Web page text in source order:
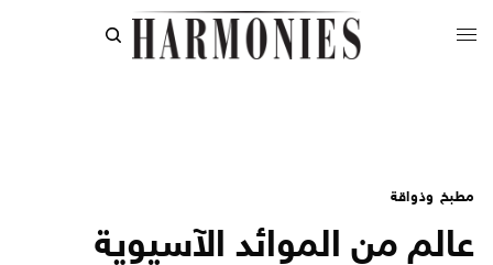
مطبخ وذواقة
عالم من الموائد الآسيوية